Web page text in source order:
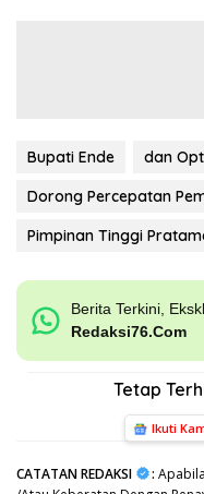
Bupati Ende
dan
Dorong Percepatan
Pimpinan Tinggi
Berita Terkini,
Redaksi76.Com
Tetap
Ikuti
CATATAN REDAKSI :